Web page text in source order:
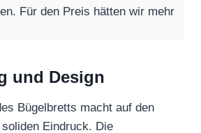
Für den Preis hätten wir mehr
und Design
Bügelbretts macht auf den
Eindruck. Die